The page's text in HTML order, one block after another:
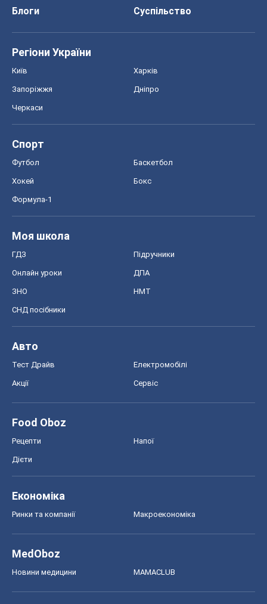
Блоги
Суспільство
Регіони України
Київ Харків
Запоріжжя Дніпро
Черкаси
Спорт
Футбол Баскетбол
Хокей Бокс
Формула-1
Моя школа
ГДЗ Підручники
Онлайн уроки ДПА
ЗНО НМТ
СНД посібники
Авто
Тест Драйв Електромобілі
Акції Сервіс
Food Oboz
Рецепти Напої
Дієти
Економіка
Ринки та компанії Макроекономіка
MedOboz
Новини медицини MAMACLUB